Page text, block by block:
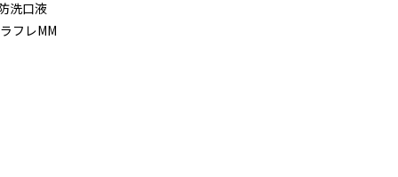
洗口液
フレMM